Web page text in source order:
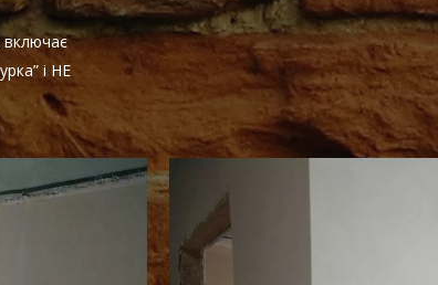
включає
і НЕ